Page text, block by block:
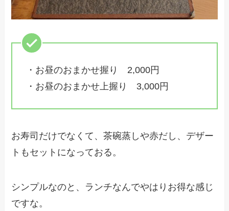
・お昼のおまかせ握り 2,000円
・お昼のおまかせ上握り 3,000円
お寿司だけでなくて、茶碗蒸しや赤だし、デザー
トもセットになっておる。
シンプルなのと、ランチなんでやはりお得な感じ
ですな。